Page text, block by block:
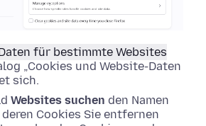
für bestimmte Websites
„Cookies und Website-Daten
sich.
Websites suchen den Namen
Cookies Sie entfernen